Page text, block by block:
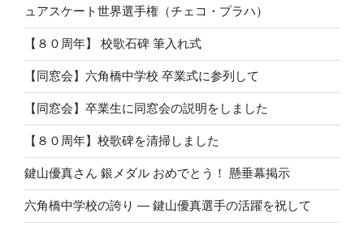
ュアスケート世界選手権（チェコ・プラハ）
【８０周年】 校歌石碑 筆入れ式
【同窓会】六角橋中学校 卒業式に参列して
【同窓会】卒業生に同窓会の説明をしました
【８０周年】校歌碑を清掃しました
鍵山優真さん 銀メダル おめでとう！ 懸垂幕掲示
六角橋中学校の誇り ― 鍵山優真選手の活躍を祝して